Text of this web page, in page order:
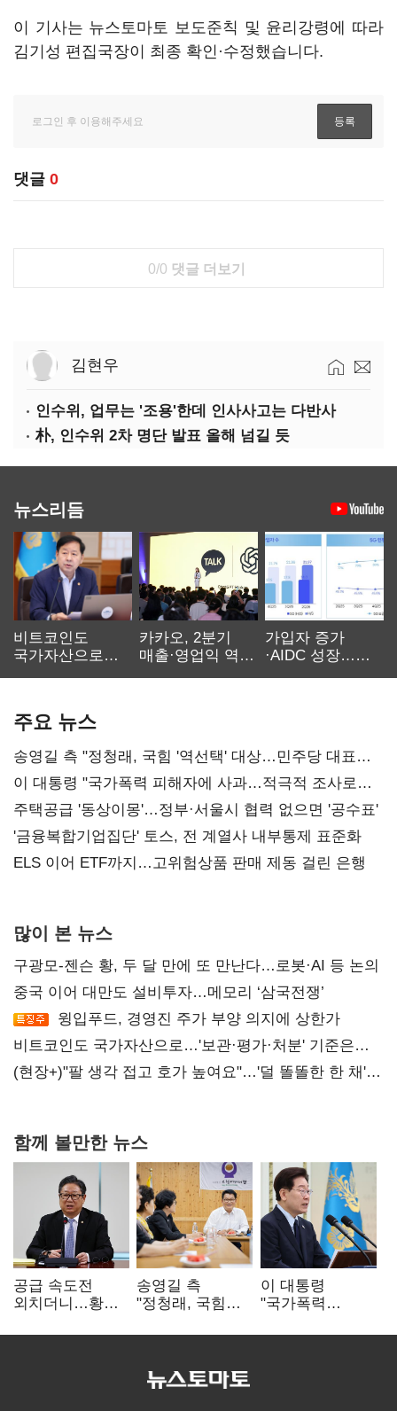
이 기사는 뉴스토마토 보도준칙 및 윤리강령에 따라
김기성 편집국장이 최종 확인·수정했습니다.
댓글 0
0/0 댓글 더보기
김현우
인수위, 업무는 '조용'한데 인사사고는 다반사
朴, 인수위 2차 명단 발표 올해 넘길 듯
뉴스리듬
비트코인도
국가자산으로…'
카카오, 2분기
매출·영업익 역대
가입자 증가
·AIDC 성장…
주요 뉴스
송영길 측 "정청래, 국힘 '역선택' 대상…민주당 대표로
총선 지휘 못해"
이 대통령 "국가폭력 피해자에 사과…적극적 조사로
진실 밝혀야"
주택공급 '동상이몽'…정부·서울시 협력 없으면 '공수표'
'금융복합기업집단' 토스, 전 계열사 내부통제 표준화
ELS 이어 ETF까지…고위험상품 판매 제동 걸린 은행
많이 본 뉴스
구광모-젠슨 황, 두 달 만에 또 만난다…로봇·AI 등 논의
중국 이어 대만도 설비투자…메모리 ‘삼국전쟁’
윙입푸드, 경영진 주가 부양 의지에 상한가
비트코인도 국가자산으로…'보관·평가·처분' 기준은
숙제
(현장+)"팔 생각 접고 호가 높여요"…'덜 똘똘한 한 채'
함께 볼만한 뉴스
공급 속도전
외치더니…황희,
리모델링' 제안
송영길 측
"정청래, 국힘
민주당 대표로
이 대통령
"국가폭력
적극적 조사로